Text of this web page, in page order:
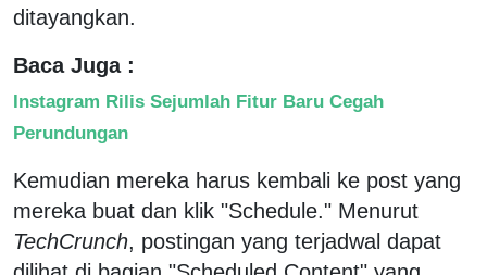
ditayangkan.
Baca Juga :
Instagram Rilis Sejumlah Fitur Baru Cegah
Perundungan
Kemudian mereka harus kembali ke post yang
mereka buat dan klik "Schedule." Menurut
TechCrunch, postingan yang terjadwal dapat